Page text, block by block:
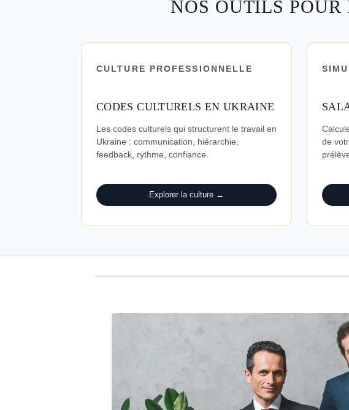
NOS OUTILS POUR
CULTURE PROFESSIONNELLE
CODES CULTURELS EN UKRAINE
Les codes culturels qui structurent le travail en
Ukraine : communication, hiérarchie,
feedback, rythme, confiance.
Explorer la culture →
de